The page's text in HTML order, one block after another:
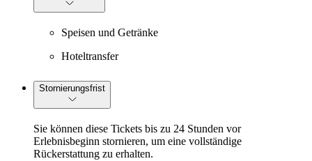
Speisen und Getränke
Hoteltransfer
Stornierungsfrist
Sie können diese Tickets bis zu 24 Stunden vor
Erlebnisbeginn stornieren, um eine vollständige
Rückerstattung zu erhalten.